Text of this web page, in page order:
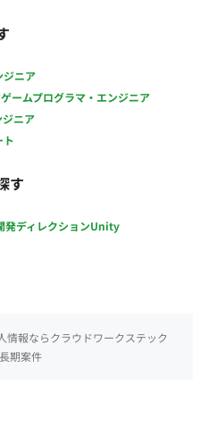
ジニア
ゲームプログラマ・エンジニア
ニア
ト
す
発ディレクションUnity
情報ならクラウドワークステック
長期案件